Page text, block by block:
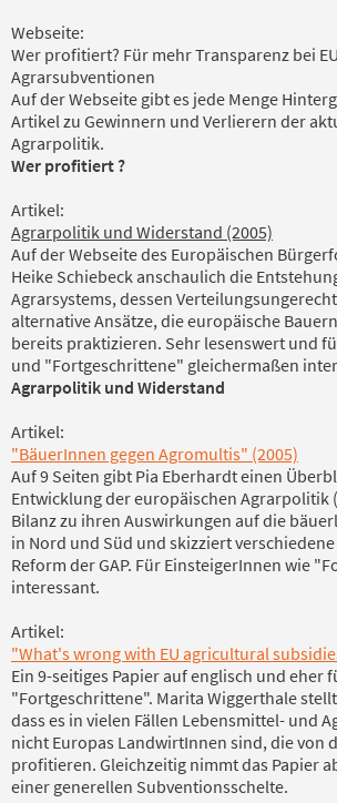
Webseite:
Wer profitiert? Für mehr Transparenz bei
Agrarsubventionen
Auf der Webseite gibt es jede Menge
Artikel zu Gewinnern und Verlierern der
Agrarpolitik.
Wer profitiert ?
Artikel:
Agrarpolitik und Widerstand (2005)
Auf der Webseite des Europäischen
Heike Schiebeck anschaulich die
Agrarsystems, dessen
alternative Ansätze, die europäische
bereits praktizieren. Sehr lesenswert und
und "Fortgeschrittene" gleichermaßen
Agrarpolitik und Widerstand
Artikel:
"BäuerInnen gegen Agromultis" (2005)
Auf 9 Seiten gibt Pia Eberhardt einen
Entwicklung der europäischen Agrarpolitik
Bilanz zu ihren Auswirkungen auf die
in Nord und Süd und skizziert
Reform der GAP. Für EinsteigerInnen wie
interessant.
Artikel:
"What's wrong with EU agricultural
Ein 9-seitiges Papier auf englisch und eher
"Fortgeschrittene". Marita Wiggerthale
dass es in vielen Fällen Lebensmittel- und
nicht Europas LandwirtInnen sind, die von
profitieren. Gleichzeitig nimmt das Papier
einer generellen Subventionsschelte.